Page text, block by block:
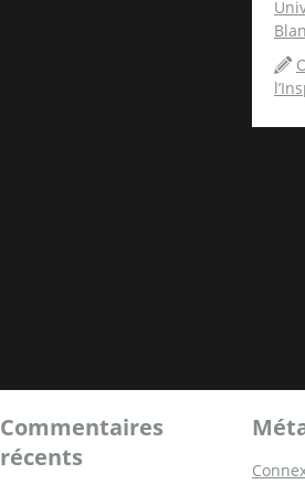
Commentaires
récents